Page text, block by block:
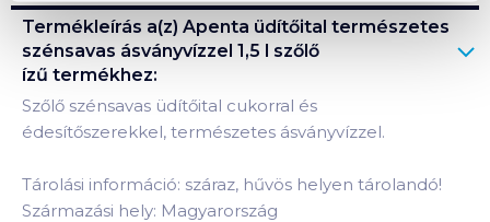
Termékleírás a(z) Apenta üdítőital természetes
szénsavas ásványvízzel 1,5 l szőlő
ízű termékhez:
Szőlő szénsavas üdítőital cukorral és
édesítőszerekkel, természetes ásványvízzel.
Tárolási információ: száraz, hűvös helyen tárolandó!
Származási hely: Magyarország